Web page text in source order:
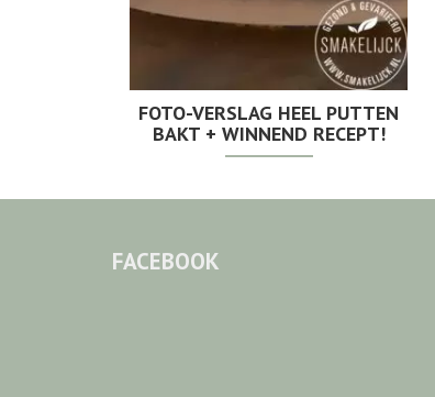
FOTO-VERSLAG HEEL PUTTEN
BAKT + WINNEND RECEPT!
FACEBOOK